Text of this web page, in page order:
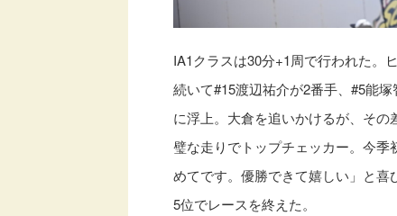
IA1クラスは30分+1周で行われた。
続いて#15渡辺祐介が2番手、#5能
に浮上。大倉を追いかけるが、そ
璧な走りでトップチェッカー。今
めてです。優勝できて嬉しい」と
5位でレースを終えた。